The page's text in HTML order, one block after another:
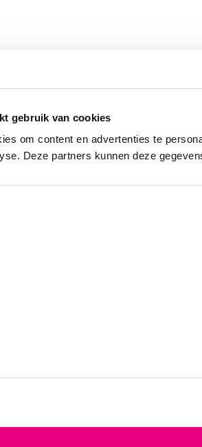
gebruik van cookies
om content en advertenties te
Deze partners kunnen deze